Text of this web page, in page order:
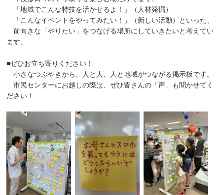
「地域でこんな特技を活かせるよ！」（人材発掘）
「こんなイベントをやってみたい！」（新しい活動）といった、
前向きな「やりたい」をつなげる場所にしていきたいと考えてい
ます。
■ぜひお立ち寄りください！
小さなつぶやきから、人と人、人と地域がつながる掲示板です。
市民センターにお越しの際は、ぜひ皆さんの「声」も聞かせてく
ださい！